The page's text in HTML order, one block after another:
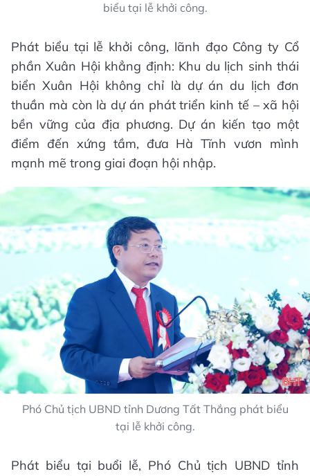
biểu tại lễ khởi công.
Phát biểu tại lễ khởi công, lãnh đạo Công ty Cổ
phần Xuân Hội khẳng định: Khu du lịch sinh thái
biển Xuân Hội không chỉ là dự án du lịch đơn
thuần mà còn là dự án phát triển kinh tế – xã hội
bền vững của địa phương. Dự án kiến tạo một
điểm đến xứng tầm, đưa Hà Tĩnh vươn mình
mạnh mẽ trong giai đoạn hội nhập.
Phó Chủ tịch UBND tỉnh Dương Tất Thắng phát biểu
tại lễ khởi công.
Phát biểu tại buổi lễ, Phó Chủ tịch UBND tỉnh